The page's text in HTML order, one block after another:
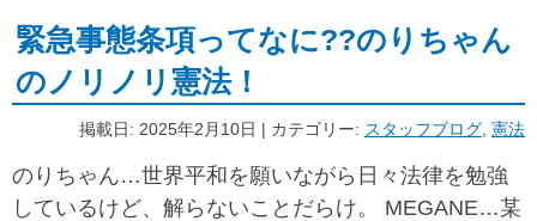
緊急事態条項ってなに??のりちゃん
のノリノリ憲法！
掲載日: 2025年2月10日 | カテゴリー: スタッフブログ 憲法
のりちゃん…世界平和を願いながら日々法律を勉強
しているけど、解らないことだらけ。 MEGANE…某